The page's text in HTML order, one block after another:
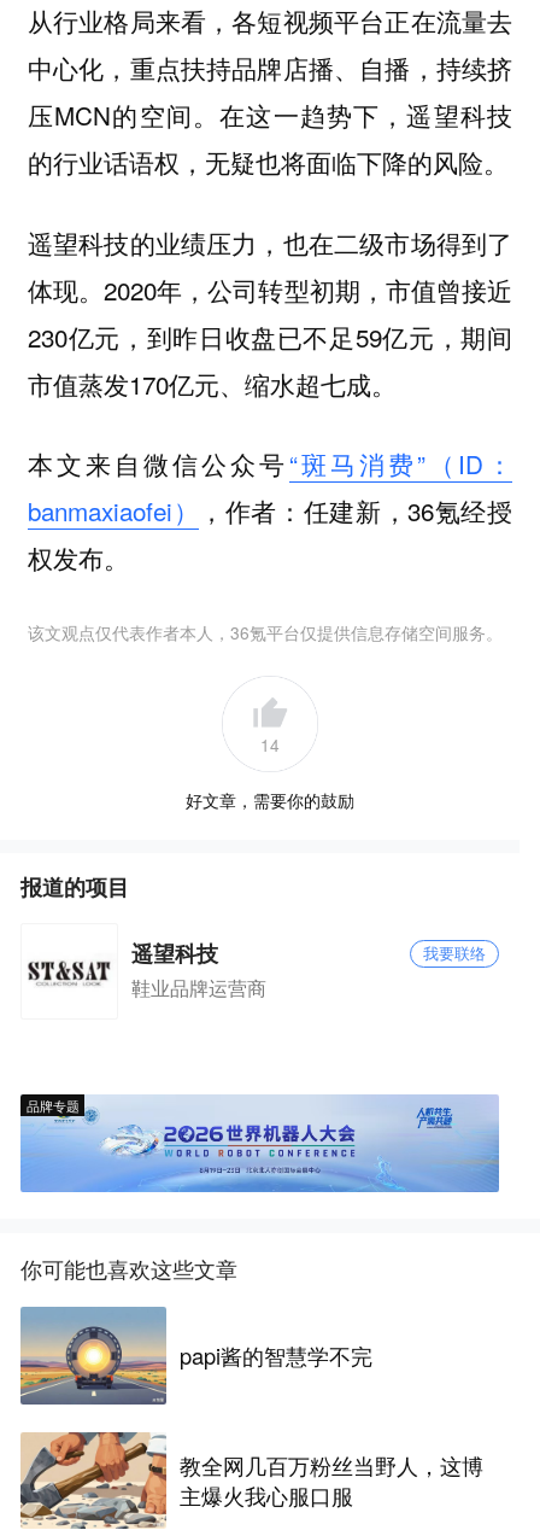
从行业格局来看，各短视频平台正在流量去
中心化，重点扶持品牌店播、自播，持续挤
压MCN的空间。在这一趋势下，遥望科技
的行业话语权，无疑也将面临下降的风险。
遥望科技的业绩压力，也在二级市场得到了
体现。2020年，公司转型初期，市值曾接近
230亿元，到昨日收盘已不足59亿元，期间
市值蒸发170亿元、缩水超七成。
本文来自微信公众号“斑马消费”（ID：
banmaxiaofei）
，作者：任建新，36氪经授
权发布。
该文观点仅代表作者本人，36氪平台仅提供信息存储空间服务。
14
好文章，需要你的鼓励
报道的项目
遥望科技 我要联络
鞋业品牌运营商
品牌专题
你可能也喜欢这些文章
papi酱的智慧学不完
教全网几百万粉丝当野人，这博
主爆火我心服口服